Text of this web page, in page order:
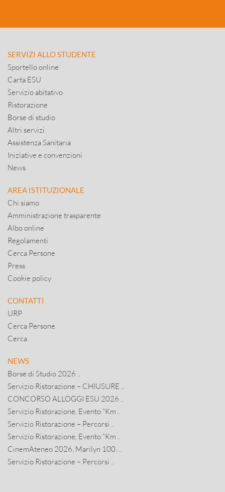
SERVIZI ALLO STUDENTE
Sportello online
Carta ESU
Servizio abitativo
Ristorazione
Borse di studio
Altri servizi
Assistenza Sanitaria
Iniziative e convenzioni
News
AREA ISTITUZIONALE
Chi siamo
Amministrazione trasparente
Albo online
Regolamenti
Cerca Persone
Press
Cookie policy
CONTATTI
URP
Cerca Persone
Cerca
NEWS
Borse di Studio 2026 ..
Servizio Ristorazione – CHIUSURE ..
CONCORSO ALLOGGI ESU 2026 ..
Servizio Ristorazione, Evento “Km ..
Servizio Ristorazione – Percorsi ..
Servizio Ristorazione, Evento “Km ..
CinemAteneo 2026. Marilyn 100. ..
Servizio Ristorazione – Percorsi ..